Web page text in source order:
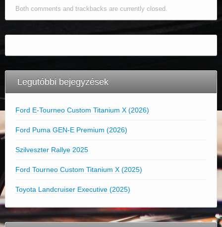
Both comments and trackbacks are currently closed.
Legutóbbi bejegyzések
Ford E-Tourneo Custom Titanium X (2026)
Ford Puma GEN-E Premium (2026)
Szilveszter Rallye 2025
Ford Tourneo Custom Titanium X (2025)
Toyota Landcruiser Executive (2025)